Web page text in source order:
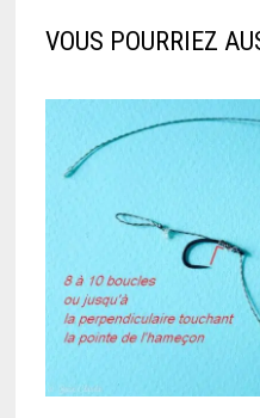
VOUS POURRIEZ